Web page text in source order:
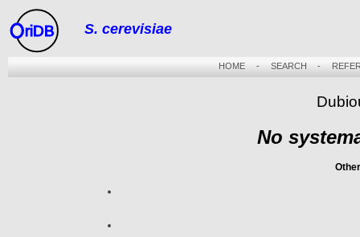
riDB S. cerevisiae
HOME- SEARCH -
No